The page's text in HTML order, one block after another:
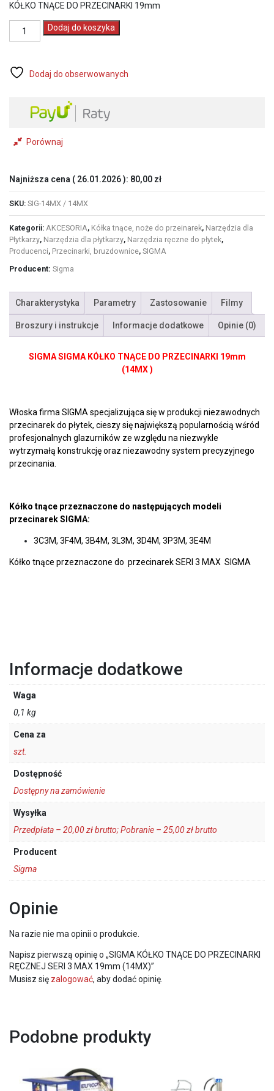
KÓŁKO TNĄCE DO PRZECINARKI 19mm
SIGMA
DO
19mm
Dodaj do koszyka
Dodaj do obserwowanych
Porównaj
Najniższa cena ( 26.01.2026): 80,00 zł
SKU: SIG-14MX / 14MX
Kategorii: AKCESORIA, Kółka tnące, noże do przeinarek, Narzędzia dla
Płytkarzy, Narzędzia dla płytkarzy, Narzędzia ręczne do płytek,
Producenci, Przecinarki, bruzdownice, SIGMA
Producent: Sigma
Charakterystyka Parametry Zastosowanie Filmy
Broszury i instrukcje Informacje dodatkowe Opinie (0)
SIGMA SIGMA KÓŁKO TNĄCE DO PRZECINARKI 19mm
(14MX)
Włoska firma SIGMA specjalizująca się w produkcji niezawodnych
przecinarek do płytek, cieszy się największą popularnością wśród
profesjonalnych glazurników ze względu na niezwykle
wytrzymałą konstrukcję oraz niezawodny system precyzyjnego
przecinania.
Kółko tnące przeznaczone do następujących modeli
przecinarek SIGMA:
3C3M, 3F4M, 3B4M, 3L3M, 3D4M, 3P3M, 3E4M
Kółko tnące przeznaczone do przecinarek SERI 3 MAX SIGMA
Informacje dodatkowe
Waga
0,1 kg
Cena za
szt.
Dostępność
Dostępny na zamówienie
Wysyłka
Przedpłata – 20,00 zł brutto; Pobranie – 25,00 zł brutto
Producent
Sigma
Opinie
Na razie nie ma opinii o produkcie.
Napisz pierwszą opinię o „SIGMA KÓŁKO TNĄCE DO PRZECINARKI
RĘCZNEJ SERI 3 MAX 19mm (14MX)”
Musisz się zalogować, aby dodać opinię.
Podobne produkty